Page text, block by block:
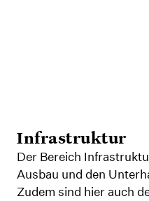
Infrastruktur
Der Bereich
Ausbau und den
Zudem sind hier auch